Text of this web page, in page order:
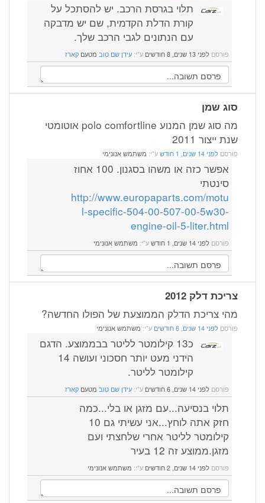
תלוי בגרסת הרכב. יש להסתכל על
קורת הדלת הקדמית, שם יש מדבקה
עם הנתונים לגבי הרכב שלך.
פורסם לפני 13 שנים, 8 חודשים ע"י: עידן שם טוב מטעם קארז
סוג שמן
מה סוג שמן המנוע polo comfortline אוטומטי
שנת ייצור 2011
פורסם לפני 14 שנים, 1 חודש ע"י: משתמש אנונימי
אפשר כזה או משהו בסגנון. 100 אחוז
סינטתי
http://www.europaparts.com/motu
l-specific-504-00-507-00-5w30-
engine-oil-5-liter.html
פורסם לפני 14 שנים, 1 חודש ע"י: משתמש אנונימי
צריכת דלק 2012
מהי צריכת הדלק הממוצעת של הפולו החדשה?
פורסם לפני 14 שנים, 6 חודשים ע"י: משתמש אנונימי
כ13 קילומטר לליטר בבממוצע. הדגם
הידני מעט יותר חסכוני ועושה 14
קילומטר לליטר.
פורסם לפני 14 שנים, 6 חודשים ע"י: עידן שם טוב מטעם קארז
תלוי בנסיעה...עם מזגן או בלי...כמה
חזק אתה לוחץ...אני עשיתי גם 10
קילומטר לליטר אחרי שלחצתי ועם
מזגן.ממוצע זה 12 בעיר
פורסם לפני 14 שנים, 2 חודשים ע"י: משתמש אנונימי